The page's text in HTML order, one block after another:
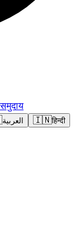
समुदाय
العربية 🇮🇳हिन्दी